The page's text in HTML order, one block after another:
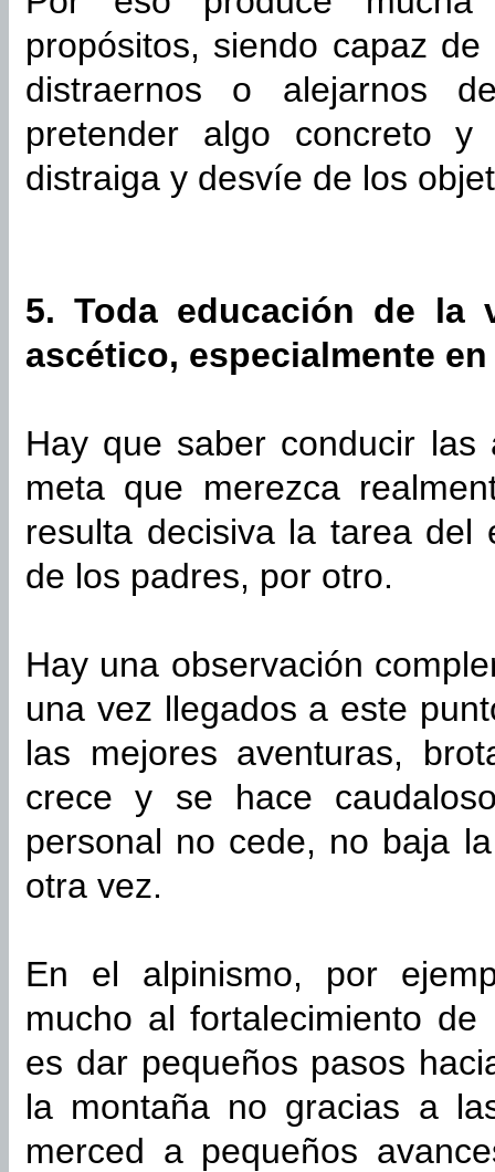
propósitos, siendo capaz
distraernos o alejarnos
pretender algo concreto
distraiga y desvíe de los
5. Toda educación de la
ascético, especialmente
Hay que saber conducir las
meta que merezca
resulta decisiva la tarea
de los padres, por otro.
Hay una observación
una vez llegados a este
las mejores aventuras,
crece y se hace
personal no cede, no baja
otra vez.
En el alpinismo, por
mucho al fortalecimiento
es dar pequeños pasos
la montaña no gracias a
merced a pequeños